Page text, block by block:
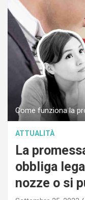
Come funziona la
ATTUALITÀ
La
obbliga
nozze o si